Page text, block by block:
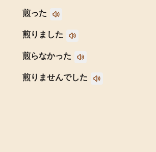
煎った
煎りました
煎らなかった
煎りませんでした